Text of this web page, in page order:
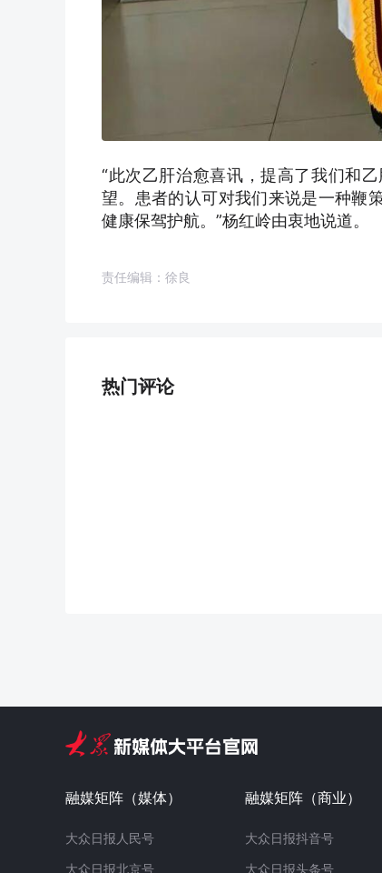
“此次乙肝治愈喜讯，提高了我们和
望。患者的认可对我们来说是一种鞭
健康保驾护航。”杨红岭由衷地说道。
责任编辑：徐良
热门评论
融媒矩阵（媒体）
大众日报人民号
大众日报北京号
融媒矩阵（商业）
大众日报抖音号
大众日报头条号